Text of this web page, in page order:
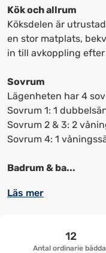
kortkommandon
för
att
ändra
Kök och allrum
Köksdelen är
en stor matplats,
in till avkoppling
Sovrum
Lägenheten har 4
Sovrum 1: 1
Sovrum 2 & 3: 2
Sovrum 4: 1
Badrum & ba...
Läs mer
Antal ordinarie
12